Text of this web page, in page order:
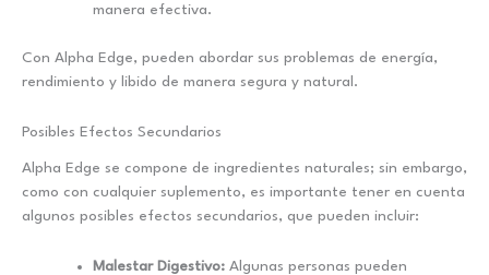
manera efectiva.
Con Alpha Edge, pueden abordar sus problemas de energía,
rendimiento y libido de manera segura y natural.
Posibles Efectos Secundarios
Alpha Edge se compone de ingredientes naturales; sin embargo,
como con cualquier suplemento, es importante tener en cuenta
algunos posibles efectos secundarios, que pueden incluir:
Malestar Digestivo: Algunas personas pueden